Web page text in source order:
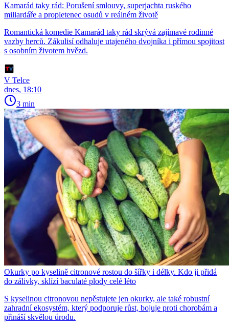
Kamarád taky rád: Porušení smlouvy, superjachta ruského
miliardáře a propletenec osudů v reálném životě
Romantická komedie Kamarád taky rád skrývá zajímavé rodinné
vazby herců. Zákulisí odhaluje utajeného dvojníka i přímou spojitost
s osobním životem hvězd.
V Telce
dnes, 18:10
3 min
Okurky po kyselině citronové rostou do šířky i délky. Kdo ji přidá
do zálivky, sklízí baculaté plody celé léto
S kyselinou citronovou nepěstujete jen okurky, ale také robustní
zahradní ekosystém, který podporuje růst, bojuje proti chorobám a
přináší skvělou úrodu.